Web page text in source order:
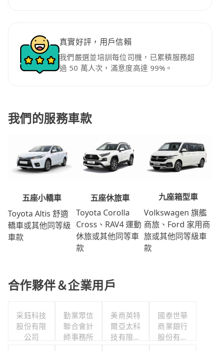
真實好評，用戶信賴
我們嚴選並培訓每位司機，已累積服務超
過 50 萬人次，滿意度高達 99%。
我們的服務車款
五座小轎車
Toyota Altis 舒適
轎車或其他同等級
車款
五座休旅車
Toyota Corolla
Cross、RAV4 運動
休旅或其他同等車
款
九座箱型車
Volkswagen 旗艦
商旅、Ford 家用商
旅或其他同等級車
款
合作夥伴＆企業用戶
采鈺科技
股份有限
公司
勤業眾信
聯合會計
師事務所
美商英特
爾亞太科
技有限公
國泰世華
商業銀行
股份有限